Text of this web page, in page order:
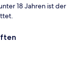
18 Jahren ist der